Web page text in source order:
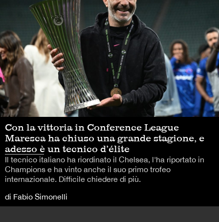
Con la vittoria in Conference League
Maresca ha chiuso una grande stagione, e
adesso è un tecnico d’élite
Il tecnico italiano ha riordinato il Chelsea, l'ha riportato in
Champions e ha vinto anche il suo primo trofeo
internazionale. Difficile chiedere di più.
di Fabio Simonelli